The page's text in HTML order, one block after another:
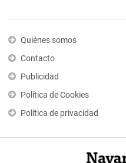
Quiénes somos
Contacto
Publicidad
Política de Cookies
Política de privacidad